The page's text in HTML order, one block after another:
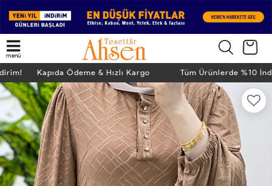
menü
Kapıda Ödeme & Hızlı Kargo Tüm Ürünlerde %10